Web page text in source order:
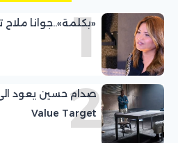
1
«بكلمة»..جوانا
2
Value Target